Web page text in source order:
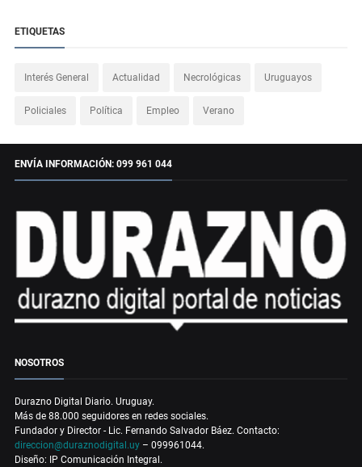
ETIQUETAS
Interés General Actualidad Necrológicas Uruguayos
Policiales Política Empleo Verano
ENVÍA INFORMACIÓN: 099 961 044
NOSOTROS
Durazno Digital Diario. Uruguay.
Más de 88.000 seguidores en redes sociales.
Fundador y Director - Lic. Fernando Salvador Báez. Contacto:
direccion@duraznodigital.uy – 099961044.
Diseño: IP Comunicación Integral.